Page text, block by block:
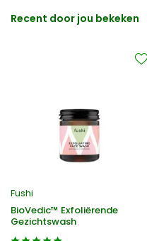
Recent door jou bekeken
Fushi
BioVedic™ Exfoliërende
Gezichtswash